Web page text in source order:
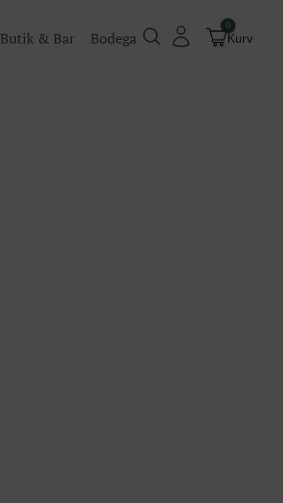
Butik & Bar Bodega
0
Kurv